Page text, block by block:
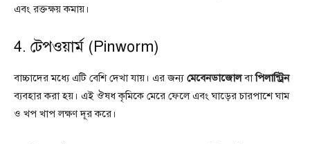
এবং রক্তক্ষয় কমায়।
4. টেপওয়ার্ম (Pinworm)
বাচ্চাদের মধ্যে এটি বেশি দেখা যায়। এর জন্য মেবেনডাজোলবাপিলান্ট্রিন
ব্যবহার করা হয়। এই ঔষধ কৃমিকে মেরে ফেলে এবং ঘাড়ের চারপাশে ঘাম
ও খপ খাপ লক্ষণ দূর করে।